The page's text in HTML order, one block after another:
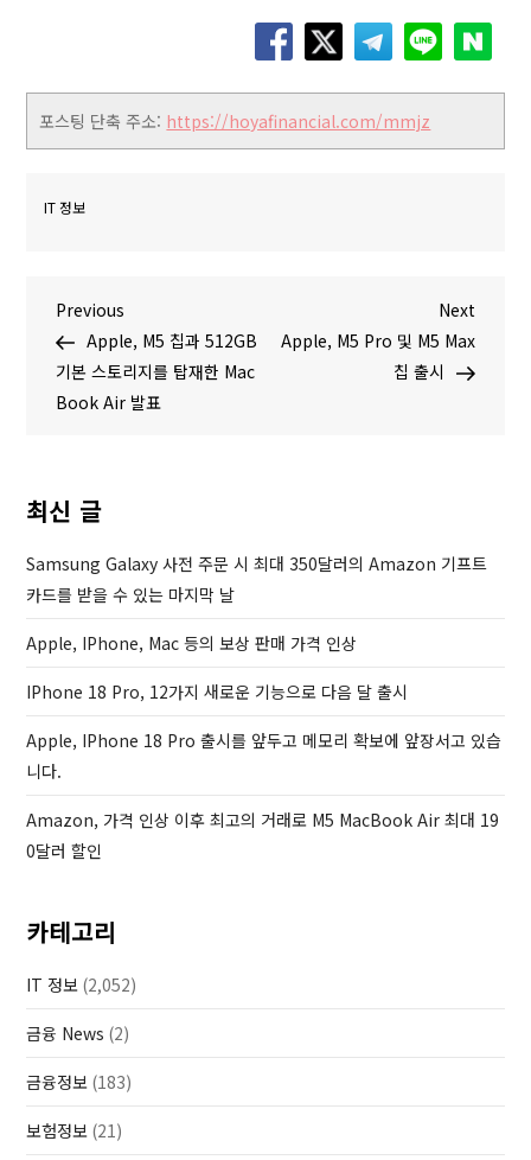
포스팅 단축 주소: https://hoyafinancial.com/mmjz
IT 정보
글
탐
P
r
e
v
s
P
o
s
t
Previous
Apple, M5 칩과 512GB
기본 스토리지를 탑재한 Mac
Book Air 발표
N
e
x
Next
Apple, M5 Pro 및 M5 Max
칩 출시
최신 글
Samsung Galaxy 사전 주문 시 최대 350달러의 Amazon 기프트
카드를 받을 수 있는 마지막 날
Apple, IPhone, Mac 등의 보상 판매 가격 인상
IPhone 18 Pro, 12가지 새로운 기능으로 다음 달 출시
Apple, IPhone 18 Pro 출시를 앞두고 메모리 확보에 앞장서고 있습
니다.
Amazon, 가격 인상 이후 최고의 거래로 M5 MacBook Air 최대 19
0달러 할인
카테고리
IT 정보 (2,052)
금융 News (2)
금융정보 (183)
보험정보 (21)